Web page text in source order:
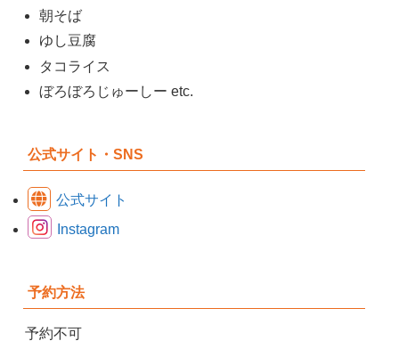
朝そば
ゆし豆腐
タコライス
ぼろぼろじゅーしー etc.
公式サイト・SNS
公式サイト
Instagram
予約方法
予約不可